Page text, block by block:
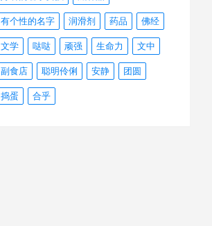
有个性的名字 润滑剂 药品 佛经
文学 哒哒 顽强 生命力 文中
副食店 聪明伶俐 安静 团圆
捣蛋 合乎